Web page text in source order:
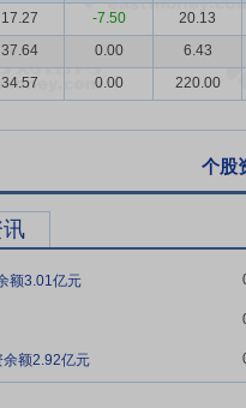
贸航空及衍生产品对公司收
场，持续发展能力较强；公
航空技术应用产业发展能力
31日公司对外公告,中国航发航
公司四川法斯特机械制造有
以下简称法斯特)增资
成了上述增资的工商变更登记
17.27 -7.50
20.13
37.64 0.00
6.43
34.57 0.00 220.00
个股
额3.01亿元
额2.92亿元